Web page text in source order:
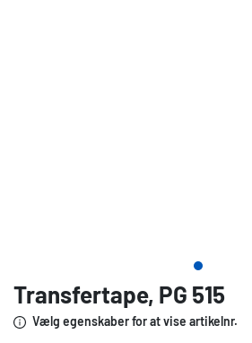
Transfertape, PG 515
Vælg egenskaber for at vise artikelnr.